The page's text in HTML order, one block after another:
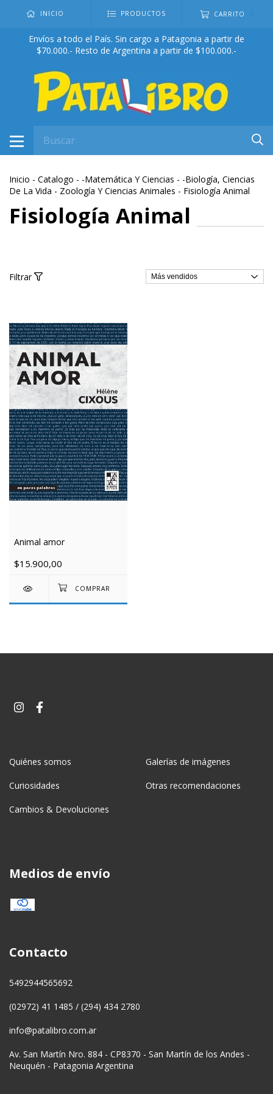
INICIO PRODUCTOS CARRITO
Envíos a todo el País. Sin cargo a Patagonia a partir de
$70.000.- Resto de Argentina a partir de $100.000.-
Inicio - Catalogo - -Matemática Y Ciencias - -Biología, Ciencias
De La Vida - Zoología Y Ciencias Animales - Fisiología Animal
Fisiología Animal
Filtrar
Animal amor
$15.900,00
Quiénes somos Galerías de imágenes
Curiosidades Otras recomendaciones
Cambios & Devoluciones
Medios de envío
Contacto
5492944565692
(02972) 41 1485 / (294) 434 2780
info@patalibro.com.ar
Av. San Martín Nro. 884 - CP8370 - San Martín de los Andes -
Neuquén - Patagonia Argentina